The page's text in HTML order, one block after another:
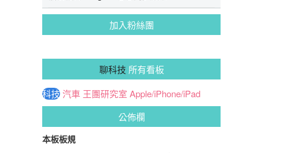
加入粉絲團
聊科技 所有看板
科技汽車 王團研究室 Apple/iPhone/iPad
公佈欄
本板板規